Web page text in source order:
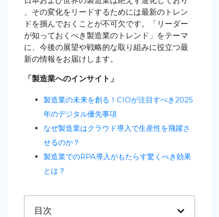
、その変化をリードするためには最新のトレン
ドを掴んでおくことが不可欠です。「リーダー
が知っておくべき製造業のトレンド」をテーマ
に、今後の展望や戦略的な取り組みに役立つ最
新の情報をお届けします。
「 製造業へのインサイト 」
製造業の未来を創る！CIOが注目すべき2025
年のデジタル優先事項
なぜ製造業はクラウド導入で生産性を飛躍さ
せるのか？
製造業でのRPA導入がもたらす驚くべき効果
とは？
目次